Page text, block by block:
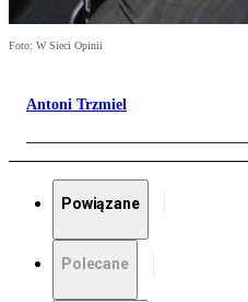
Foto: W Sieci Opinii
Antoni Trzmiel
Powiązane
Polecane